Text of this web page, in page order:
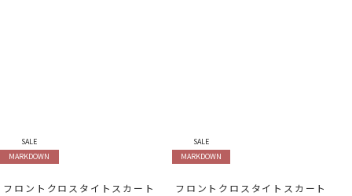
SALE
MARKDOWN
フロントクロスタイトスカート
SALE
MARKDOWN
フロントクロスタイトスカート